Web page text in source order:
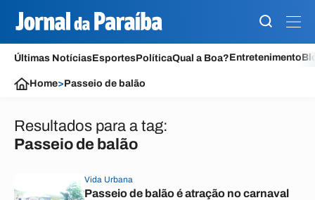
Últimas NotíciasEsportesPolíticaQual a Boa?Entretenimento
Home>Passeio de balão
Resultados para a tag:
Passeio de balão
Vida Urbana
Passeio de balão é atração no carnaval